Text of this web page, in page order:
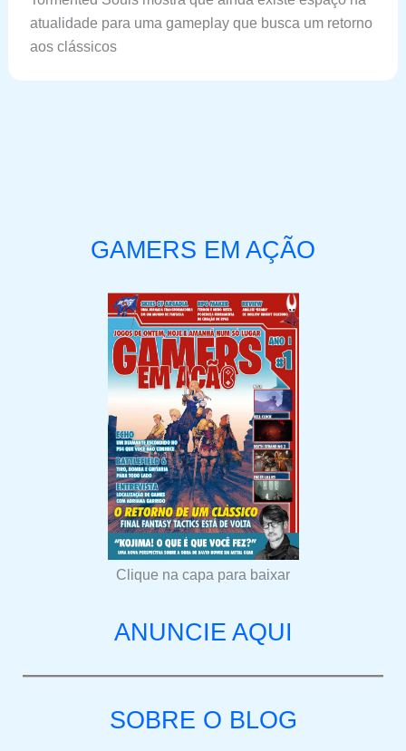
atualidade para uma gameplay que busca um retorno
aos clássicos
GAMERS EM AÇÃO
Clique na capa para baixar
ANUNCIE AQUI
SOBRE O BLOG